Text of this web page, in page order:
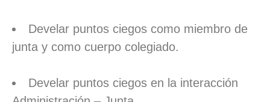
Develar puntos ciegos como miembro de
junta y como cuerpo colegiado.
Develar puntos ciegos en la interacción